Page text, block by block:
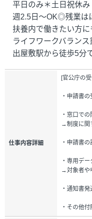
平日のみ＊土日祝休み
週2.5日～OK◎残業は
扶養内で働きたい方に
ライフワークバラン
出屋敷駅から徒歩5分
仕事内容詳細
[官公庁の
・申請書の
・窓口で
→制度に関
・申請書
・専用デ
→対象者や
・通知書
・その他